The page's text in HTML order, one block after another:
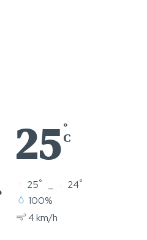
25 °
C
25° 24°
100%
4 km/h